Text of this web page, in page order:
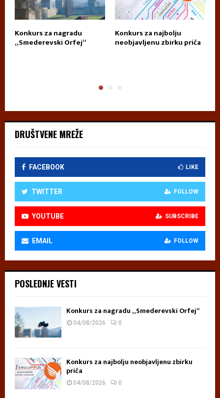
Konkurs za nagradu
„Smederevski Orfej“
Konkurs za najbolju
neobjavljenu zbirku priča
DRUŠTVENE MREŽE
FACEBOOK LIKE
TWITTER FOLLOW
YOUTUBE SUBSCRIBE
EMAIL FOLLOW
POSLEDNJE VESTI
Konkurs za nagradu „Smederevski Orfej“
04/08/2026 0
Konkurs za najbolju neobjavljenu zbirku
priča
04/08/2026 0